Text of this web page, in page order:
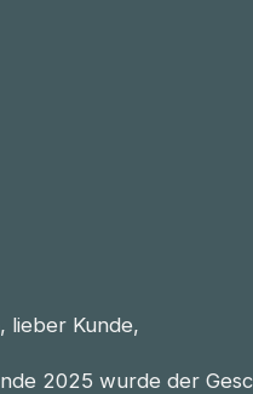
lieber Kunde,
2025 wurde der